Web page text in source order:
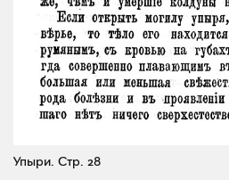
Упыри. Стр. 28